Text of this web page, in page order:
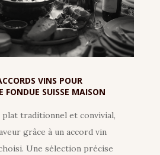
VINS POUR
FONDUE SUISSE MAISON
plat traditionnel et convivial,
grâce à un accord vin
Une sélection précise